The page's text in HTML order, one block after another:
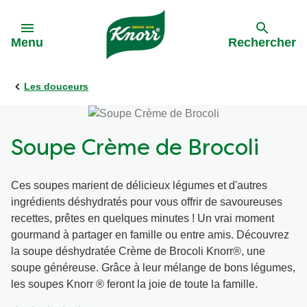
Menu
Précédent
Par plat
Par type de cuisine
Apéro
Précédent
Rechercher
Les douceurs
Soupe Crème de Brocoli
Ces soupes marient de délicieux légumes et d'autres
ingrédients déshydratés pour vous offrir de savoureuses
recettes, prêtes en quelques minutes ! Un vrai moment
gourmand à partager en famille ou entre amis. Découvrez
la soupe déshydratée Crème de Brocoli Knorr®, une
soupe généreuse. Grâce à leur mélange de bons légumes,
les soupes Knorr ® feront la joie de toute la famille.